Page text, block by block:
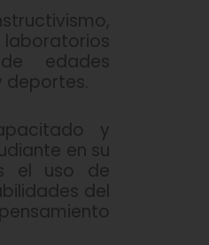
edades
y
en su
el uso de
del